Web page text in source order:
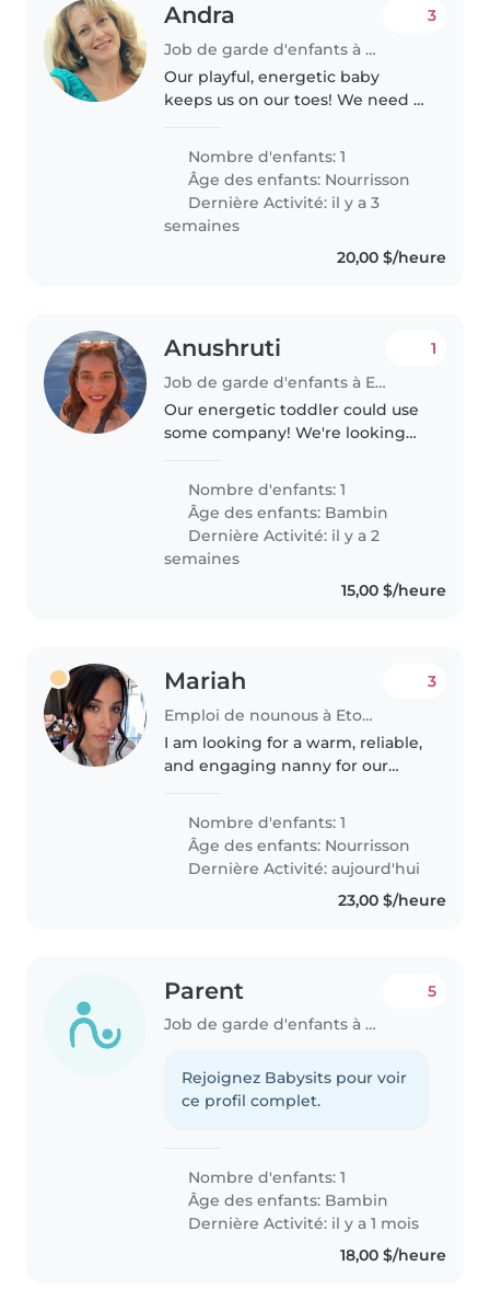
Andra
Job de garde d'enfants à Etobicoke
3
Our playful, energetic baby
keeps us on our toes! We need a
a week. Our curious little one
loves interactive play and
exploring new things.
Nombre d'enfants: 1
Âge des enfants: Nourrisson
Dernière Activité: il y a 3
semaines
20,00 $/heure
Anushruti
Job de garde d'enfants à Etobicoke
1
Our energetic toddler could use
some company! We're looking
comfortable with light cooking
and chores. Fluent in English
and Hindi, we'd welcome
someone lively..
Nombre d'enfants: 1
Âge des enfants: Bambin
Dernière Activité: il y a 2
semaines
15,00 $/heure
Mariah
Emploi de nounous à Etobicoke
3
I am looking for a warm, reliable,
and engaging nanny for our
Long Branch GO Station
(Etobicoke) Schedule: 3 days
per..
Nombre d'enfants: 1
Âge des enfants: Nourrisson
Dernière Activité: aujourd'hui
23,00 $/heure
Parent
Job de garde d'enfants à Etobicoke
5
Rejoignez Babysits pour voir
ce profil complet.
Nombre d'enfants: 1
Âge des enfants: Bambin
Dernière Activité: il y a 1 mois
18,00 $/heure